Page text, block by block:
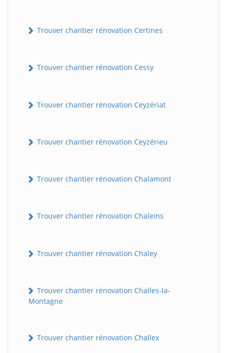
Trouver chantier rénovation Certines
Trouver chantier rénovation Cessy
Trouver chantier rénovation Ceyzériat
Trouver chantier rénovation Ceyzérieu
Trouver chantier rénovation Chalamont
Trouver chantier rénovation Chaleins
Trouver chantier rénovation Chaley
Trouver chantier rénovation Challes-la-
Montagne
Trouver chantier rénovation Challex